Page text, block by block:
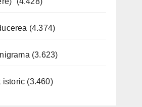
(4.374)
(3.623)
istoric (3.460)